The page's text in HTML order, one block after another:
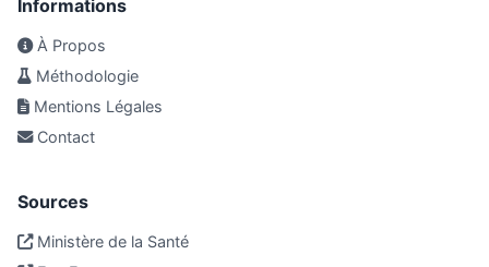
Informations
À Propos
Méthodologie
Mentions Légales
Contact
Sources
Ministère de la Santé